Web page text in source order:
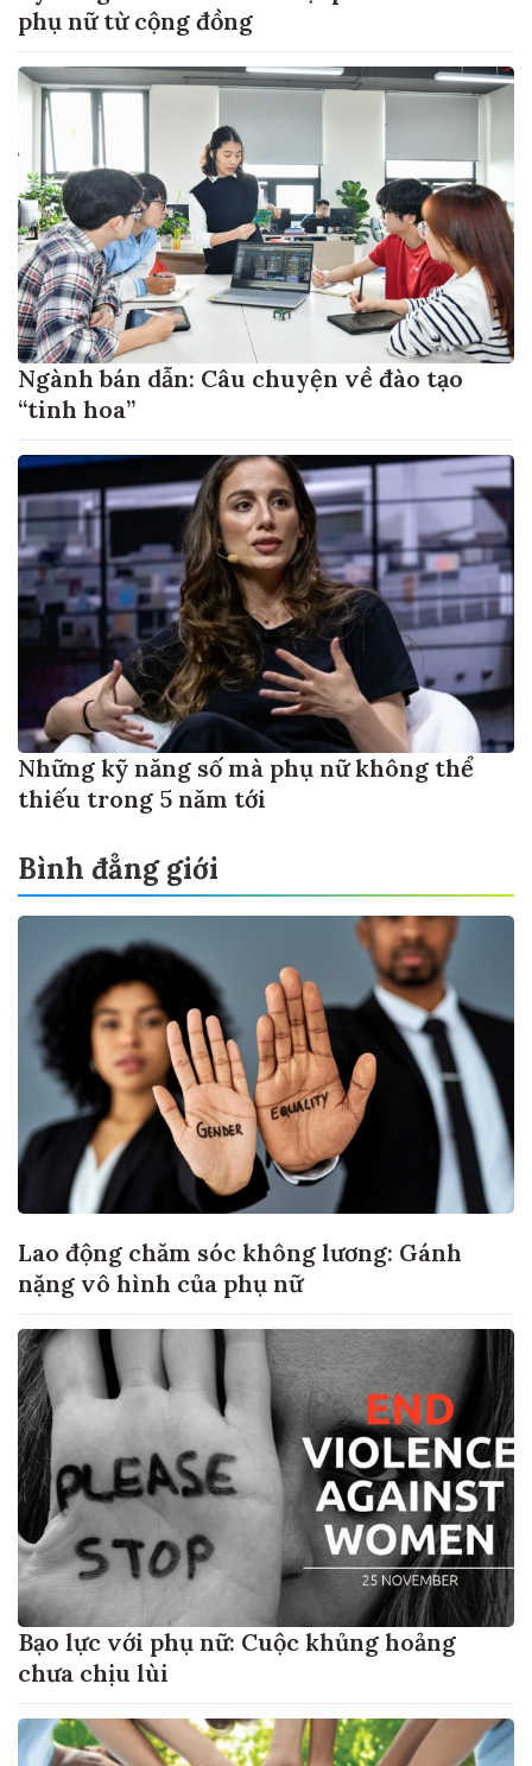
phụ nữ từ cộng đồng
Ngành bán dẫn: Câu chuyện về đào tạo
“tinh hoa”
Những kỹ năng số mà phụ nữ không thể
thiếu trong 5 năm tới
Bình đẳng giới
Lao động chăm sóc không lương: Gánh
nặng vô hình của phụ nữ
Bạo lực với phụ nữ: Cuộc khủng hoảng
chưa chịu lùi